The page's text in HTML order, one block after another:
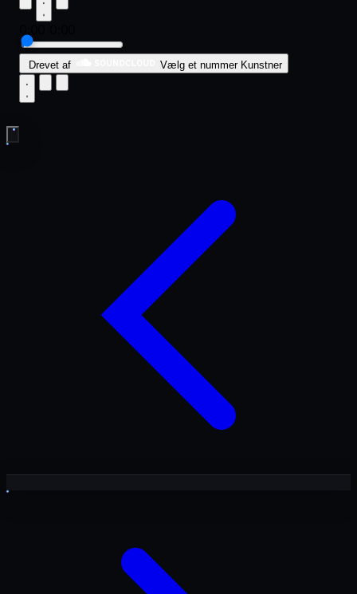
Drevet af Vælg et nummer Kunstner